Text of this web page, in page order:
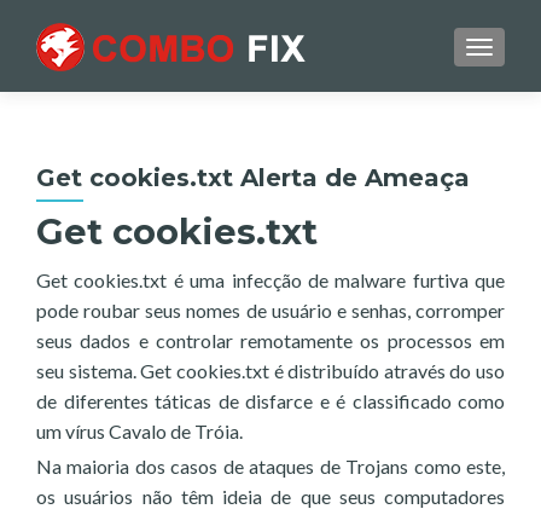
Get cookies.txt Alerta de Ameaça
Get cookies.txt
Get cookies.txt é uma infecção de malware furtiva que
pode roubar seus nomes de usuário e senhas, corromper
seus dados e controlar remotamente os processos em
seu sistema. Get cookies.txt é distribuído através do uso
de diferentes táticas de disfarce e é classificado como
um vírus Cavalo de Tróia.
Na maioria dos casos de ataques de Trojans como este,
os usuários não têm ideia de que seus computadores